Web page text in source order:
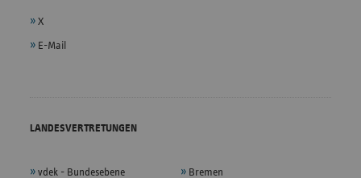
X
E-Mail
LANDESVERTRETUNGEN
vdek - Bundesebene Bremen